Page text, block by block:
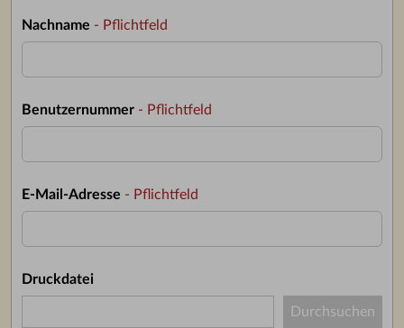
Nachname - Pflichtfeld
Benutzernummer - Pflichtfeld
E-Mail-Adresse - Pflichtfeld
Druckdatei